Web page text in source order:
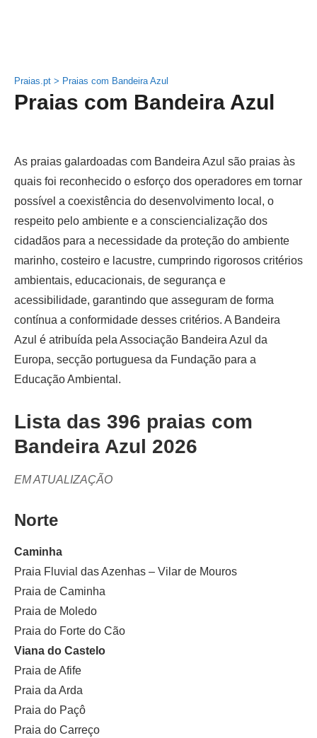
Praias.pt > Praias com Bandeira Azul
Praias com Bandeira Azul
As praias galardoadas com Bandeira Azul são praias às
quais foi reconhecido o esforço dos operadores em tornar
possível a coexistência do desenvolvimento local, o
respeito pelo ambiente e a consciencialização dos
cidadãos para a necessidade da proteção do ambiente
marinho, costeiro e lacustre, cumprindo rigorosos critérios
ambientais, educacionais, de segurança e
acessibilidade, garantindo que asseguram de forma
contínua a conformidade desses critérios. A Bandeira
Azul é atribuída pela Associação Bandeira Azul da
Europa, secção portuguesa da Fundação para a
Educação Ambiental.
Lista das 396 praias com
Bandeira Azul 2026
EM ATUALIZAÇÃO
Norte
Caminha
Praia Fluvial das Azenhas – Vilar de Mouros
Praia de Caminha
Praia de Moledo
Praia do Forte do Cão
Viana do Castelo
Praia de Afife
Praia da Arda
Praia do Paçô
Praia do Carreço